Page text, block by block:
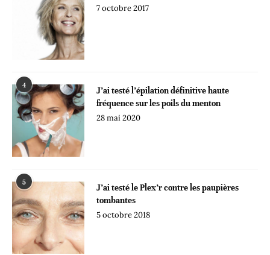
7 octobre 2017
4
J’ai testé l’épilation définitive haute
fréquence sur les poils du menton
28 mai 2020
5
J’ai testé le Plex’r contre les paupières
tombantes
5 octobre 2018